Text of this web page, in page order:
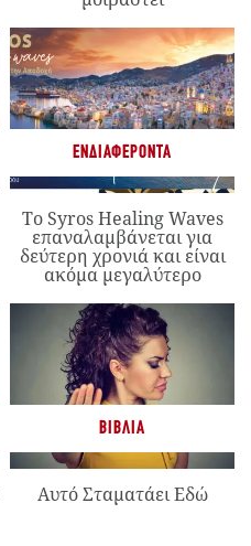
ΕΝΔΙΑΦΈΡΟΝΤΑ
Το Syros Healing Waves
επαναλαμβάνεται για
δεύτερη χρονιά και είναι
ακόμα μεγαλύτερο
ΒΙΒΛΊΑ
Αυτό Σταματάει Εδώ